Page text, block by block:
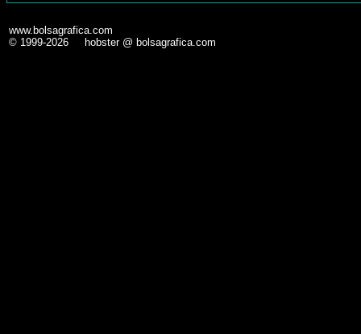
www.bolsagrafica.com
© 1999-2026 hobster @ bolsagrafica.com